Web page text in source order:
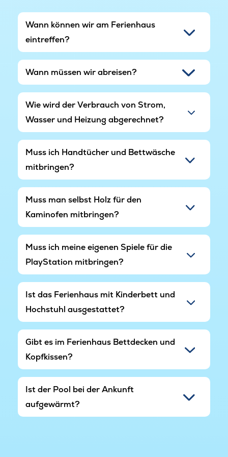
Wann können wir am Ferienhaus
eintreffen?
Wann müssen wir abreisen?
Wie wird der Verbrauch von Strom,
Wasser und Heizung abgerechnet?
Muss ich Handtücher und Bettwäsche
mitbringen?
Muss man selbst Holz für den
Kaminofen mitbringen?
Muss ich meine eigenen Spiele für die
PlayStation mitbringen?
Ist das Ferienhaus mit Kinderbett und
Hochstuhl ausgestattet?
Gibt es im Ferienhaus Bettdecken und
Kopfkissen?
Ist der Pool bei der Ankunft
aufgewärmt?